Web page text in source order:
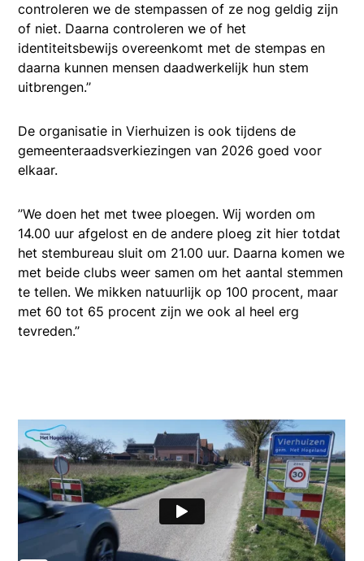
controleren we de stempassen of ze nog geldig zijn
of niet. Daarna controleren we of het
identiteitsbewijs overeenkomt met de stempas en
daarna kunnen mensen daadwerkelijk hun stem
uitbrengen.’’
De organisatie in Vierhuizen is ook tijdens de
gemeenteraadsverkiezingen van 2026 goed voor
elkaar.
’’We doen het met twee ploegen. Wij worden om
14.00 uur afgelost en de andere ploeg zit hier totdat
het stembureau sluit om 21.00 uur. Daarna komen we
met beide clubs weer samen om het aantal stemmen
te tellen. We mikken natuurlijk op 100 procent, maar
met 60 tot 65 procent zijn we ook al heel erg
tevreden.’’